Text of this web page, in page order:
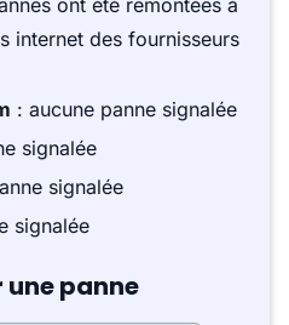
ont été remontées à
internet des fournisseurs
: aucune panne signalée
signalée
signalée
signalée
une panne